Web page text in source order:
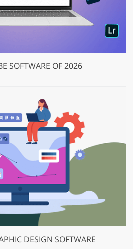
SOFTWARE OF 2026
DESIGN SOFTWARE